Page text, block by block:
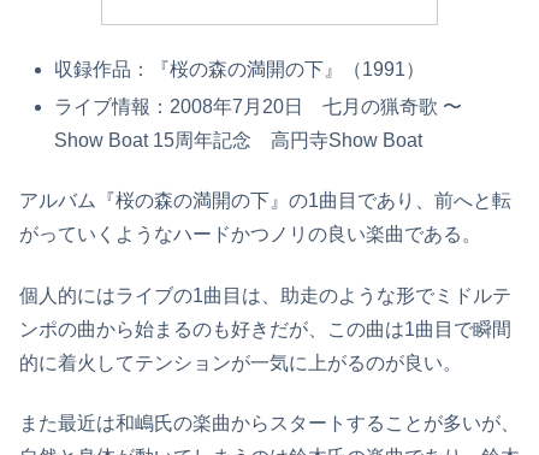
収録作品：『桜の森の満開の下』（1991）
ライブ情報：2008年7月20日 七月の猟奇歌 〜
Show Boat 15周年記念 高円寺Show Boat
アルバム『桜の森の満開の下』の1曲目であり、前へと転
がっていくようなハードかつノリの良い楽曲である。
個人的にはライブの1曲目は、助走のような形でミドルテ
ンポの曲から始まるのも好きだが、この曲は1曲目で瞬間
的に着火してテンションが一気に上がるのが良い。
また最近は和嶋氏の楽曲からスタートすることが多いが、